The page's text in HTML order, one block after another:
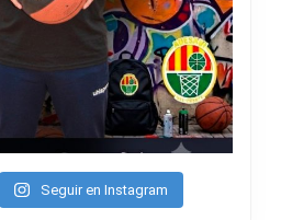
Seguir en Instagram